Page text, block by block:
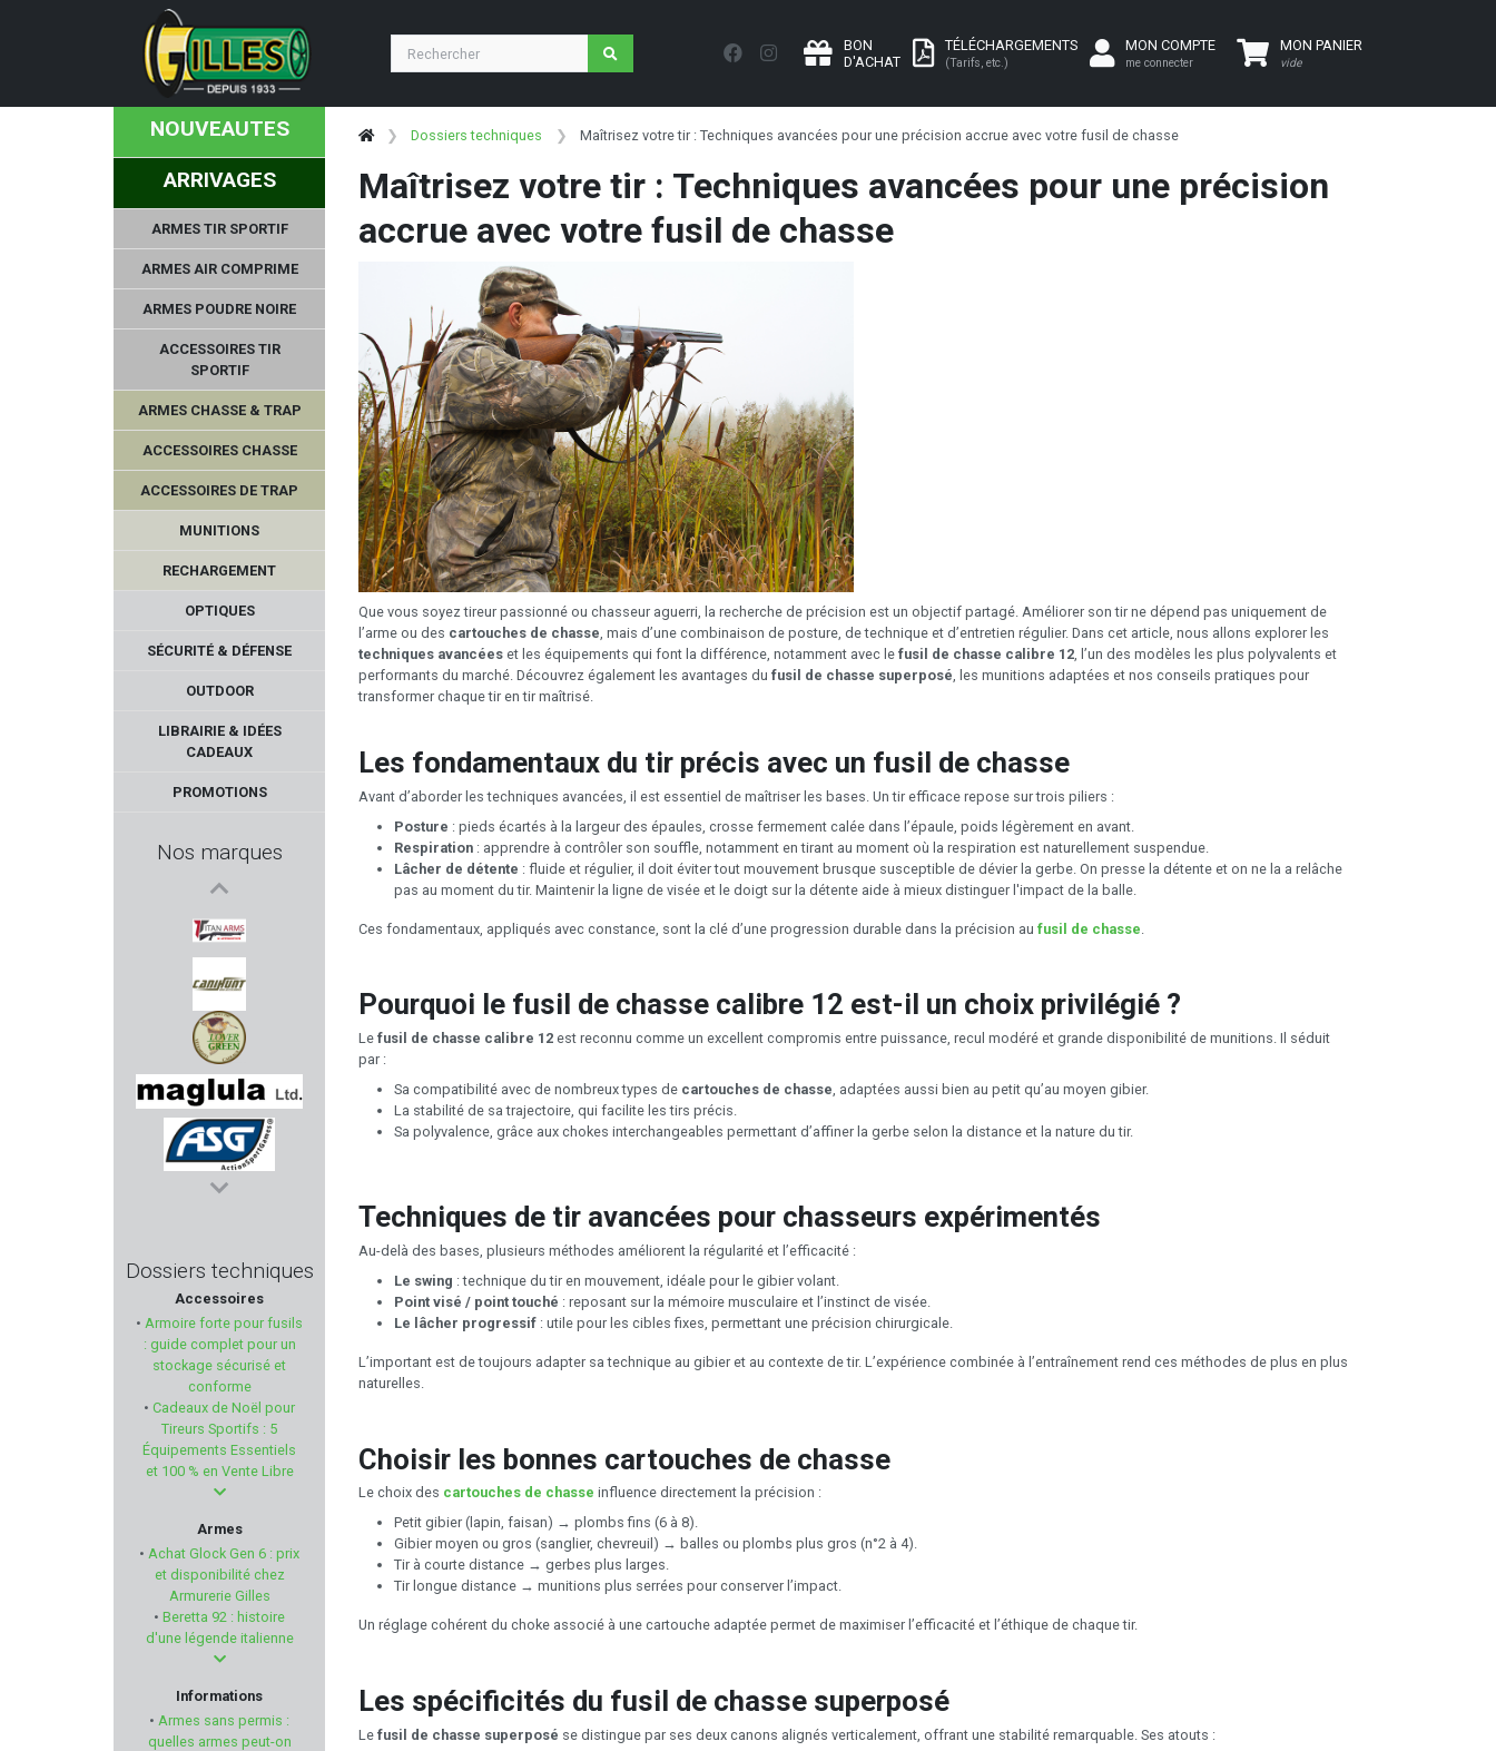
BON
D'ACHAT
TÉLÉCHARGEMENTS
(Tarifs, etc.)
MON COMPTE
me connecter
MON PANIER
vide
NOUVEAUTES
ARRIVAGES
ARMES TIR SPORTIF
ARMES AIR COMPRIME
ARMES POUDRE NOIRE
ACCESSOIRES TIR
SPORTIF
ARMES CHASSE & TRAP
ACCESSOIRES CHASSE
ACCESSOIRES DE TRAP
MUNITIONS
RECHARGEMENT
OPTIQUES
SÉCURITÉ & DÉFENSE
OUTDOOR
LIBRAIRIE & IDÉES
CADEAUX
PROMOTIONS
Nos marques
GARMIN
TITAN ARMS
CANIHUNT
LOVERGREEN
MAGLULA
ASG
CRKT
SWISS+TECH
IMPALA PLUS
ZASTAVA
RANSOM INTERNATIONAL
GEF
CYTAC
Dossiers techniques
Accessoires
• Armoire forte pour fusils
: guide complet pour un
stockage sécurisé et
conforme
• Cadeaux de Noël pour
Tireurs Sportifs : 5
Équipements Essentiels
et 100 % en Vente Libre
Armes
• Achat Glock Gen 6 : prix
et disponibilité chez
Armurerie Gilles
• Beretta 92 : histoire
d'une légende italienne
Informations
• Armes sans permis :
quelles armes peut-on
Dossiers techniques Maîtrisez votre tir : Techniques avancées pour une précision accrue avec votre fusil de chasse
Maîtrisez votre tir : Techniques avancées pour une précision
accrue avec votre fusil de chasse
Que vous soyez tireur passionné ou chasseur aguerri, la recherche de précision est un objectif partagé. Améliorer son tir ne dépend pas uniquement de
l’arme ou des cartouches de chasse , mais d’une combinaison de posture, de technique et d’entretien régulier. Dans cet article, nous allons explorer les
techniques avancées et les équipements qui font la différence, notamment avec le fusil de chasse calibre 12 , l’un des modèles les plus polyvalents et
performants du marché. Découvrez également les avantages du fusil de chasse superposé , les munitions adaptées et nos conseils pratiques pour
transformer chaque tir en tir maîtrisé.
Les fondamentaux du tir précis avec un fusil de chasse
Avant d’aborder les techniques avancées, il est essentiel de maîtriser les bases. Un tir efficace repose sur trois piliers :
Posture : pieds écartés à la largeur des épaules, crosse fermement calée dans l’épaule, poids légèrement en avant.
Respiration : apprendre à contrôler son souffle, notamment en tirant au moment où la respiration est naturellement suspendue.
Lâcher de détente : fluide et régulier, il doit éviter tout mouvement brusque susceptible de dévier la gerbe. On presse la détente et on ne la a relâche
pas au moment du tir. Maintenir la ligne de visée et le doigt sur la détente aide à mieux distinguer l'impact de la balle.
Ces fondamentaux, appliqués avec constance, sont la clé d’une progression durable dans la précision au fusil de chasse
Pourquoi le fusil de chasse calibre 12 est-il un choix privilégié ?
Le fusil de chasse calibre 12 est reconnu comme un excellent compromis entre puissance, recul modéré et grande disponibilité de munitions. Il séduit
par :
Sa compatibilité avec de nombreux types de cartouches de chasse, adaptées aussi bien au petit qu’au moyen gibier.
La stabilité de sa trajectoire, qui facilite les tirs précis.
Sa polyvalence, grâce aux chokes interchangeables permettant d’affiner la gerbe selon la distance et la nature du tir.
Techniques de tir avancées pour chasseurs expérimentés
Au-delà des bases, plusieurs méthodes améliorent la régularité et l’efficacité :
Le swing : technique du tir en mouvement, idéale pour le gibier volant.
Point visé / point touché : reposant sur la mémoire musculaire et l’instinct de visée.
Le lâcher progressif : utile pour les cibles fixes, permettant une précision chirurgicale.
L’important est de toujours adapter sa technique au gibier et au contexte de tir. L’expérience combinée à l’entraînement rend ces méthodes de plus en plus
naturelles.
Choisir les bonnes cartouches de chasse
Le choix des cartouches de chasse influence directement la précision :
Petit gibier (lapin, faisan) → plombs fins (6 à 8).
Gibier moyen ou gros (sanglier, chevreuil) → balles ou plombs plus gros (n°2 à 4).
Tir à courte distance → gerbes plus larges.
Tir longue distance → munitions plus serrées pour conserver l’impact.
Un réglage cohérent du choke associé à une cartouche adaptée permet de maximiser l’efficacité et l’éthique de chaque tir.
Les spécificités du fusil de chasse superposé
Le fusil de chasse superposé se distingue par ses deux canons alignés verticalement, offrant une stabilité remarquable. Ses atouts :